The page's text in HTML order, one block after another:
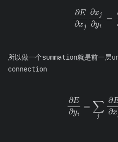
j∂xj∂y i
所以做一个summation就是前一层
connection
i=∑ j ∂E∂x